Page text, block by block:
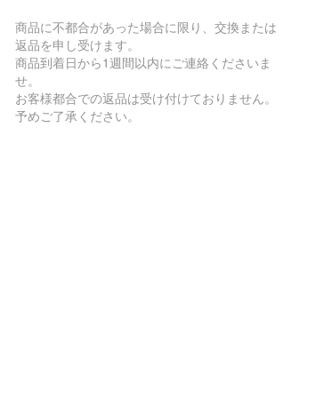
商品に不都合があった場合に限り、交換または
返品を申し受けます。
商品到着日から1週間以内にご連絡くださいま
せ。
お客様都合での返品は受け付けておりません。
予めご了承ください。